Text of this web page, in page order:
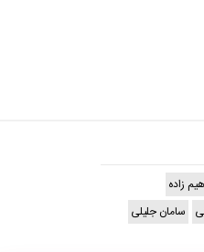
زاده
سامان جلیلی